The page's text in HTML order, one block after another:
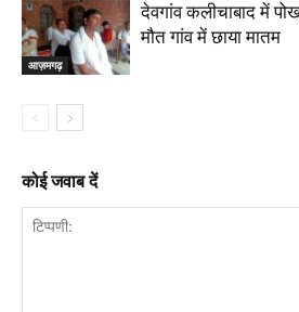
आज़मगढ़
देवगांव कलीचाबाद में
मौत गांव में छाया मातम
कोई जवाब दें